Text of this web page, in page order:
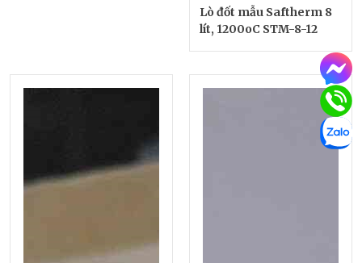
Lò đốt mẫu Saftherm 8
lít, 1200oC STM-8-12